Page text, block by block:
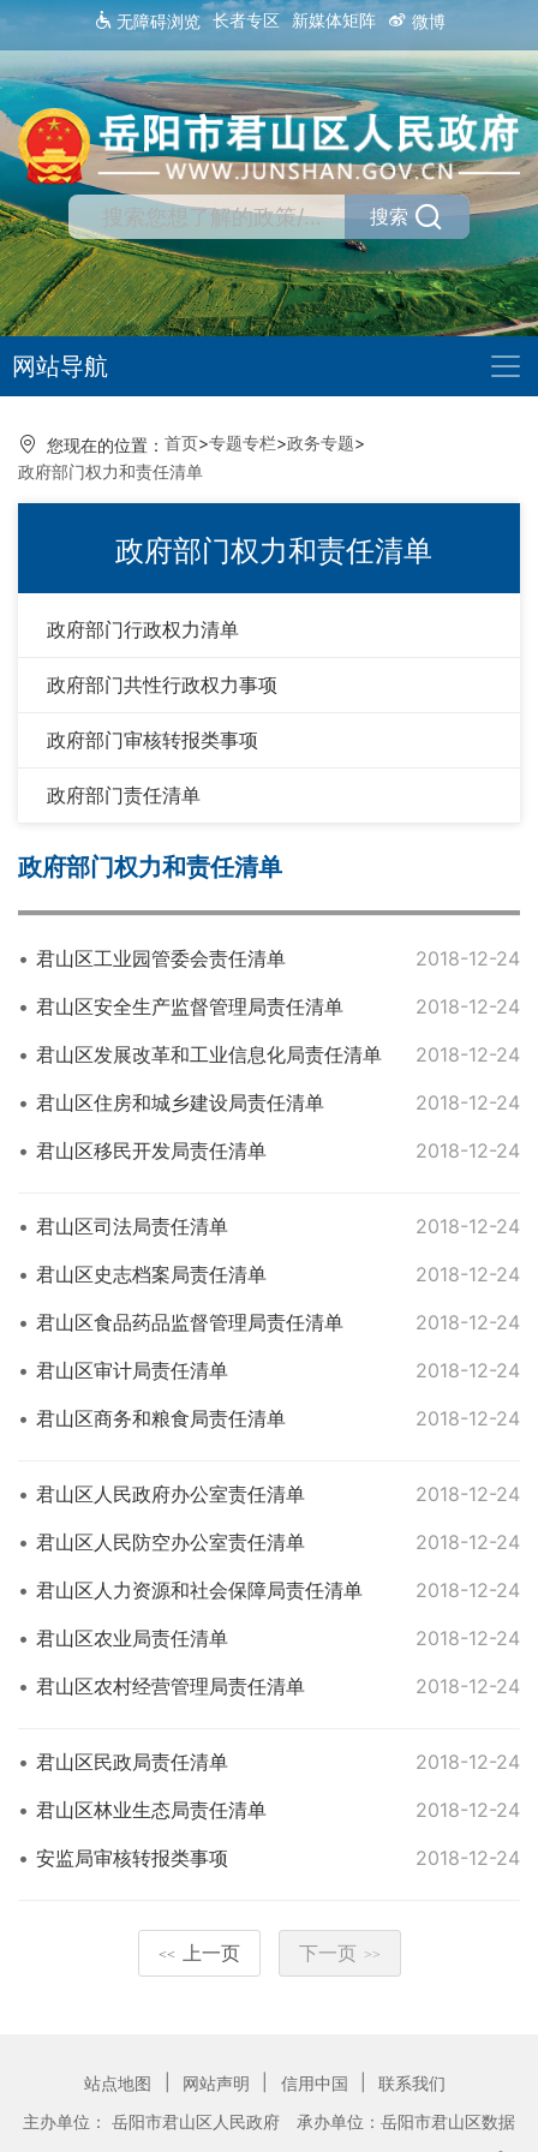
无障碍浏览 长者专区 新媒体矩阵 微博
搜索
网站导航
您现在的位置： 首页>专题专栏>政务专题>
政府部门权力和责任清单
政府部门权力和责任清单
政府部门行政权力清单
政府部门共性行政权力事项
政府部门审核转报类事项
政府部门责任清单
政府部门权力和责任清单
君山区工业园管委会责任清单
2018-12-24
君山区安全生产监督管理局责任清单
2018-12-24
君山区发展改革和工业信息化局责任清单
2018-12-24
君山区住房和城乡建设局责任清单
2018-12-24
君山区移民开发局责任清单
2018-12-24
君山区司法局责任清单
2018-12-24
君山区史志档案局责任清单
2018-12-24
君山区食品药品监督管理局责任清单
2018-12-24
君山区审计局责任清单
2018-12-24
君山区商务和粮食局责任清单
2018-12-24
君山区人民政府办公室责任清单
2018-12-24
君山区人民防空办公室责任清单
2018-12-24
君山区人力资源和社会保障局责任清单
2018-12-24
君山区农业局责任清单
2018-12-24
君山区农村经营管理局责任清单
2018-12-24
君山区民政局责任清单
2018-12-24
君山区林业生态局责任清单
2018-12-24
安监局审核转报类事项
2018-12-24
<< 上一页 下一页 >>
站点地图 网站声明 信用中国
联系我们
主办单位： 岳阳市君山区人民政府
承办单位：岳阳市君山区数据